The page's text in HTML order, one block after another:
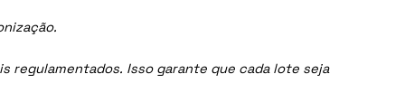
Isso garante que cada lote seja